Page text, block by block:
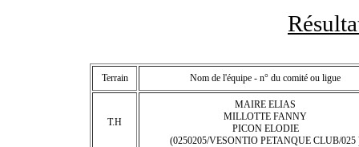
Terrain Nom de l'équipe - n° du comité ou ligue
T.H
MAIRE ELIAS
MILLOTTE FANNY
PICON ELODIE
(0250205/VESONTIO PETANQUE CLUB/025